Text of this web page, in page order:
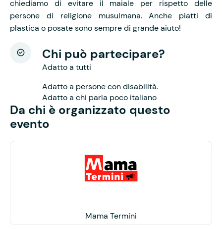
chiediamo di evitare il maiale per rispetto delle
persone di religione musulmana. Anche piatti di
plastica o posate sono sempre di grande aiuto!
Chi può partecipare?
Adatto a tutti
Adatto a persone con disabilità.
Adatto a chi parla poco italiano
Da chi è organizzato questo
evento
Mama Termini